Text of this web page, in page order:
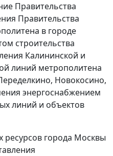
Правительства
Правительства
в городе
строительства
Калининской и
линий метрополитена
Новокосино,
энергоснабжением
линий и объектов
ресурсов города Москвы